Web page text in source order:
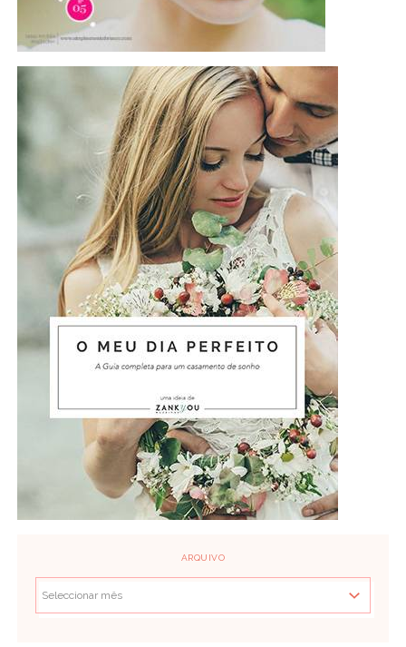
ARQUIVO